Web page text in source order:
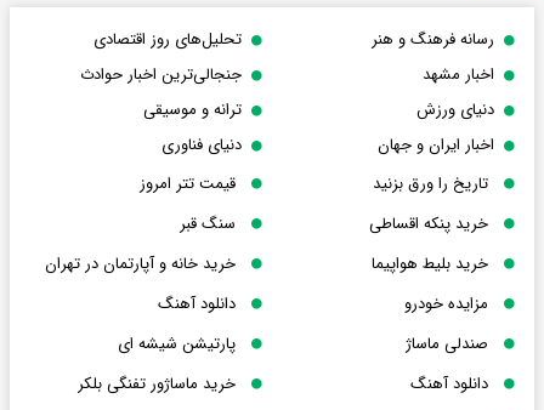
رسانه فرهنگ و هنر
تحلیل‌های روز اقتصادی
اخبار مشهد
جنجالی‌ترین اخبار حوادث
دنیای ورزش
ترانه و موسیقی
اخبار ایران و جهان
دنیای فناوری
تاریخ را ورق بزنید
قیمت تتر امروز
خرید پنکه اقساطی
سنگ قبر
خرید بلیط هواپیما
خرید خانه و آپارتمان در تهران
مزایده خودرو
دانلود آهنگ
صندلی ماساژ
پارتیشن شیشه ای
دانلود آهنگ
خرید ماساژور تفنگی بلکر